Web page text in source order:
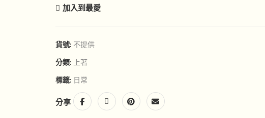
加入到最愛
貨號: 不提供
分類: 上著
標籤: 日常
分享